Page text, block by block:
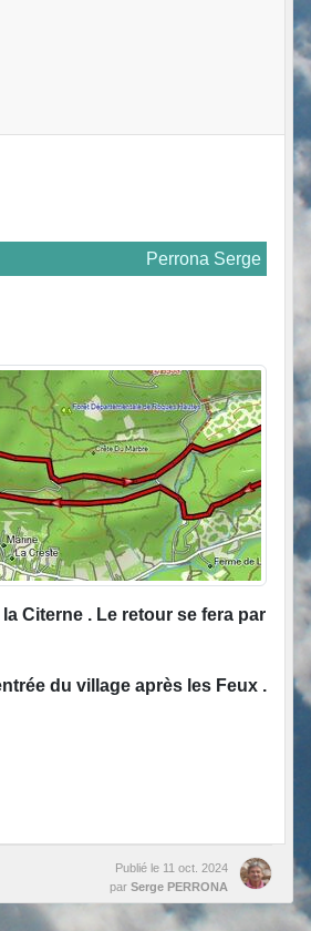
Perrona Serge
Citerne . Le retour se fera par
du village après les Feux .
Publié le 11 oct. 2024
par Serge PERRONA